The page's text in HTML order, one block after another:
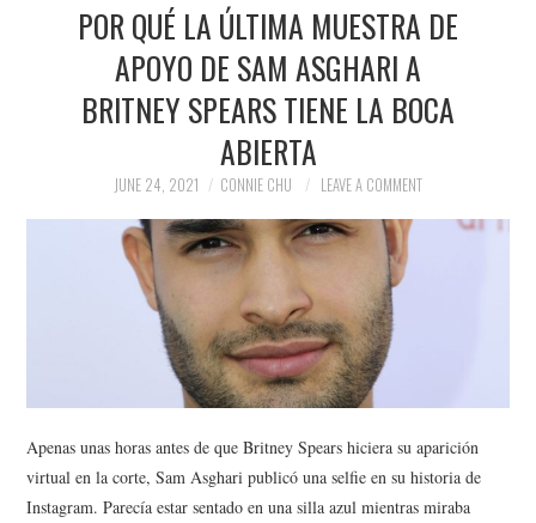
POR QUÉ LA ÚLTIMA MUESTRA DE
APOYO DE SAM ASGHARI A
BRITNEY SPEARS TIENE LA BOCA
ABIERTA
JUNE 24, 2021 CONNIE CHU LEAVE A COMMENT
Apenas unas horas antes de que Britney Spears hiciera su aparición
virtual en la corte, Sam Asghari publicó una selfie en su historia de
Instagram. Parecía estar sentado en una silla azul mientras miraba